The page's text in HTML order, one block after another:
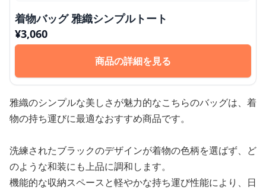
着物バッグ 雅織シンプルトート
¥3,060
商品の詳細を見る
雅織のシンプルな美しさが魅力的なこちらのバッグは、着
物の持ち運びに最適なおすすめ商品です。
洗練されたブラックのデザインが着物の色柄を選ばず、ど
のような和装にも上品に調和します。
機能的な収納スペースと軽やかな持ち運び性能により、日